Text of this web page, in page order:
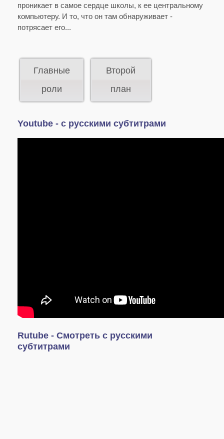
проникает в самое сердце школы, к ее центральному
компьютеру. И то, что он там обнаруживает -
потрясает его...
Главные
роли
Второй
план
Youtube - с русскими субтитрами
Rutube - Смотреть с русскими
субтитрами